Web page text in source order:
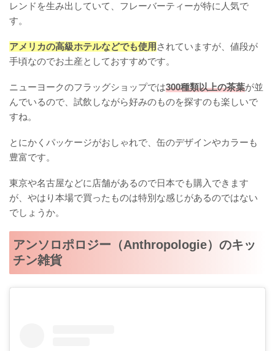
レンドを生み出していて、フレーバーティーが特に人気で
す。
アメリカの高級ホテルなどでも使用 されていますが、値段が
手頃なのでお土産としておすすめです。
ニューヨークのフラッグショップでは300種類以上の茶葉が並
んでいるので、試飲しながら好みのものを探すのも楽しいで
すね。
とにかくパッケージがおしゃれで、缶のデザインやカラーも
豊富です。
東京や名古屋などに店舗があるので日本でも購入できます
が、やはり本場で買ったものは特別な感じがあるのではない
でしょうか。
アンソロポロジー（Anthropologie）のキッ
チン雑貨